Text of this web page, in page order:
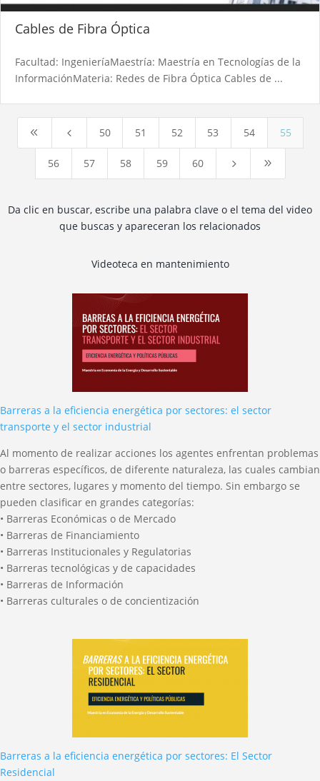
Cables de Fibra Óptica
Facultad: IngenieríaMaestría: Maestría en Tecnologías de la
InformaciónMateria: Redes de Fibra Óptica Cables de ...
8 4 50 51 52 53 54 55
56 57 58 59 60 5 9
Da clic en buscar, escribe una palabra clave o el tema del video
que buscas y apareceran los relacionados
Videoteca en mantenimiento
Barreras a la eficiencia energética por sectores: el sector
transporte y el sector industrial
Al momento de realizar acciones los agentes enfrentan problemas
o barreras específicos, de diferente naturaleza, las cuales cambian
entre sectores, lugares y momento del tiempo. Sin embargo se
pueden clasificar en grandes categorías:
• Barreras Económicas o de Mercado
• Barreras de Financiamiento
• Barreras Institucionales y Regulatorias
• Barreras tecnológicas y de capacidades
• Barreras de Información
• Barreras culturales o de concientización
Barreras a la eficiencia energética por sectores: El Sector
Residencial